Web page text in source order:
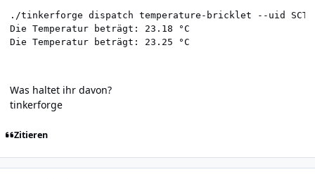
./tinkerforge dispatch temperature-bricklet --uid
Die Temperatur beträgt: 23.18 °C
Die Temperatur beträgt: 23.25 °C
Was haltet ihr davon?
tinkerforge
Zitieren